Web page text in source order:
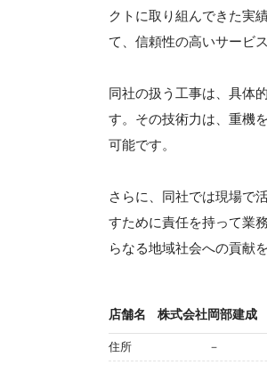
クトに取り組んできた実
て、信頼性の高いサービ
同社の扱う工事は、具体
す。その技術力は、重機
可能です。
さらに、同社では現場で
すために責任を持って業
らなる地域社会への貢献
店舗名 株式会社岡部建成
住所 －